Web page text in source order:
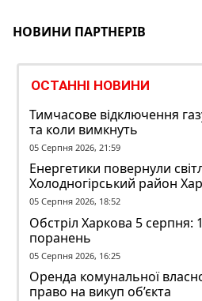
НОВИНИ ПАРТНЕРІВ
ОСТАННІ НОВИНИ
Тимчасове відключення
та коли вимкнуть
05 Серпня 2026, 21:59
Енергетики повернули
Холодногірський район
ворожого обстрілу
05 Серпня 2026, 18:52
Обстріл Харкова 5 серпня:
поранень
05 Серпня 2026, 16:25
Оренда комунальної
право на викуп об’єкта